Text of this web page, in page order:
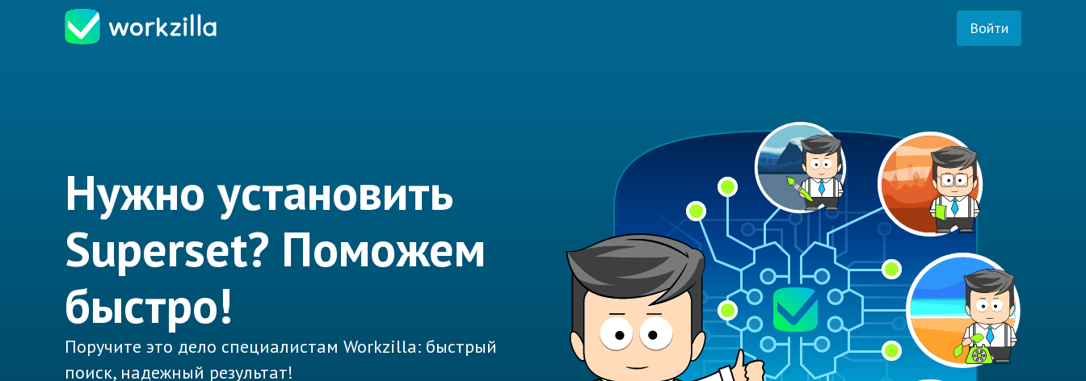
Войти
Нужно установить
Superset? Поможем
быстро!
Поручите это дело специалистам Workzilla: быстрый
поиск, надежный результат!